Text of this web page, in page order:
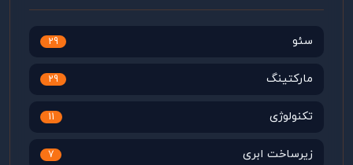
سئو 29
مارکتینگ 29
تکنولوژی 11
زیرساخت ابری 7